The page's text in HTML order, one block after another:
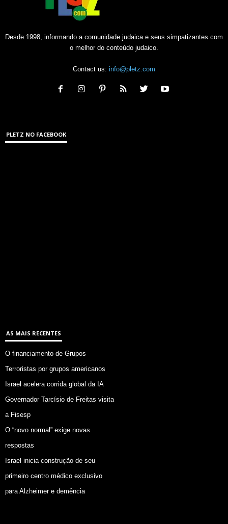
Desde 1998, informando a comunidade judaica e seus simpatizantes com
o melhor do conteúdo judaico.
Contact us: info@pletz.com
PLETZ NO FACEBOOK
AS MAIS RECENTES
O financiamento de Grupos
Terroristas por grupos americanos
Israel acelera corrida global da IA
Governador Tarcísio de Freitas visita
a Fisesp
O “novo normal” exige novas
respostas
Israel inicia construção de seu
primeiro centro médico exclusivo
para Alzheimer e demência